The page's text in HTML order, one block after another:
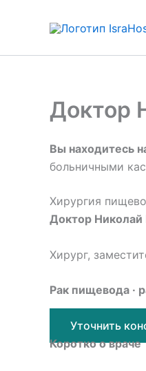
Доктор
Вы находитесь
больничными
Хирургия
Доктор
Хирург,
Рак пищевода ·
Уточнить
Коротко о враче